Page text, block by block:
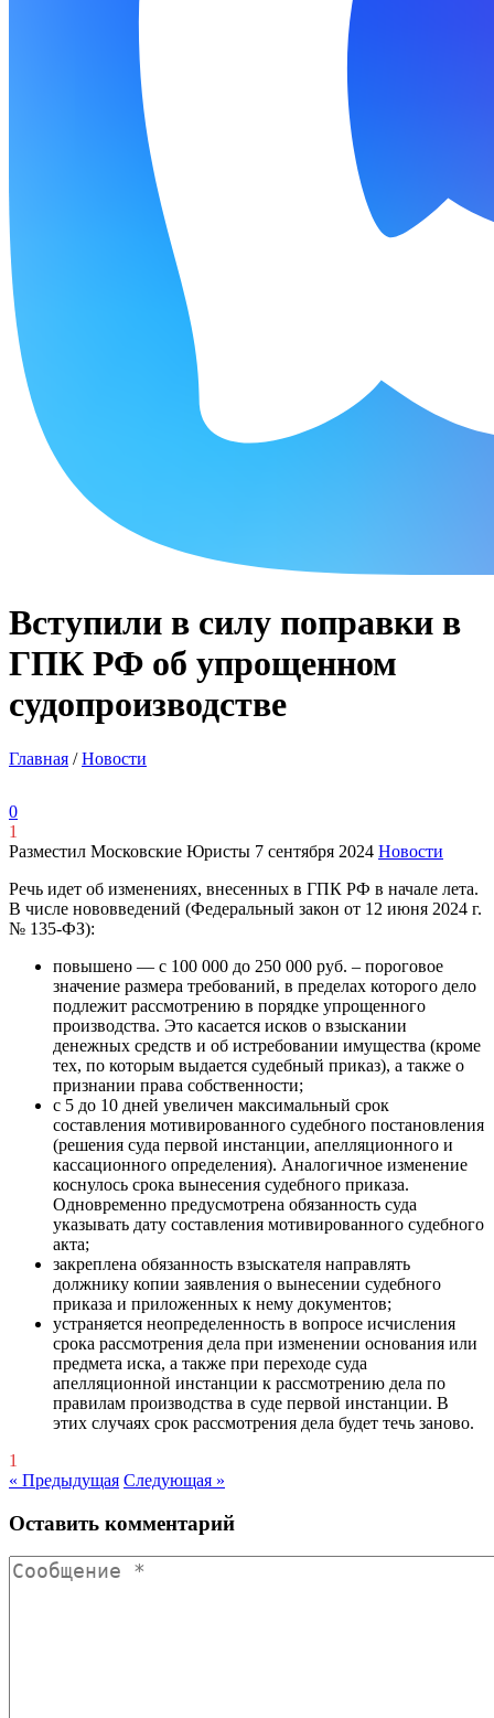
Вступили в силу поправки в
ГПК РФ об упрощенном
судопроизводстве
Главная /Новости
0
1
Разместил Московские Юристы 7 сентября 2024 Новости
Речь идет об изменениях, внесенных в ГПК РФ в начале лета.
В числе нововведений (Федеральный закон от 12 июня 2024 г.
№ 135-ФЗ):
повышено — с 100 000 до 250 000 руб. – пороговое
значение размера требований, в пределах которого дело
подлежит рассмотрению в порядке упрощенного
производства. Это касается исков о взыскании
денежных средств и об истребовании имущества (кроме
тех, по которым выдается судебный приказ), а также о
признании права собственности;
с 5 до 10 дней увеличен максимальный срок
составления мотивированного судебного постановления
(решения суда первой инстанции, апелляционного и
кассационного определения). Аналогичное изменение
коснулось срока вынесения судебного приказа.
Одновременно предусмотрена обязанность суда
указывать дату составления мотивированного судебного
акта;
закреплена обязанность взыскателя направлять
должнику копии заявления о вынесении судебного
приказа и приложенных к нему документов;
устраняется неопределенность в вопросе исчисления
срока рассмотрения дела при изменении основания или
предмета иска, а также при переходе суда
апелляционной инстанции к рассмотрению дела по
правилам производства в суде первой инстанции. В
этих случаях срок рассмотрения дела будет течь заново.
1
« Предыдущая Следующая »
Оставить комментарий